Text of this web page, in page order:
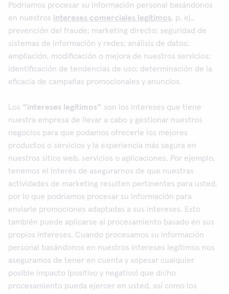
Podríamos procesar su información personal basándonos
en nuestros intereses comerciales legítimos, p. ej.,
prevención del fraude; marketing directo; seguridad de
sistemas de información y redes; análisis de datos;
ampliación, modificación o mejora de nuestros servicios;
identificación de tendencias de uso; determinación de la
eficacia de campañas promocionales y anuncios.
Los “intereses legítimos” son los intereses que tiene
nuestra empresa de llevar a cabo y gestionar nuestros
negocios para que podamos ofrecerle los mejores
productos o servicios y la experiencia más segura en
nuestros sitios web, servicios o aplicaciones. Por ejemplo,
tenemos el interés de asegurarnos de que nuestras
actividades de marketing resulten pertinentes para usted,
por lo que podríamos procesar su información para
enviarle promociones adaptadas a sus intereses. Esto
también puede aplicarse al procesamiento basado en sus
propios intereses. Cuando procesamos su información
personal basándonos en nuestros intereses legítimos nos
aseguramos de tener en cuenta y sopesar cualquier
posible impacto (positivo y negativo) que dicho
procesamiento pueda ejercer en usted, así como los